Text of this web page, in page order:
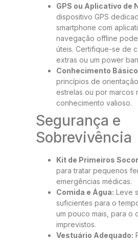
GPS ou Aplicativo de
dispositivo GPS
smartphone com
navegação offline
úteis. Certifique-se de
extras ou um power
Conhecimento
princípios de
estrelas ou por marcos
conhecimento valioso.
Segurança e
Sobrevivência
Kit de Primeiros
para tratar pequenos
emergências médicas.
Comida e Água: Leve
suficientes para o
um pouco mais, para o
imprevistos.
Vestuário Adequado: